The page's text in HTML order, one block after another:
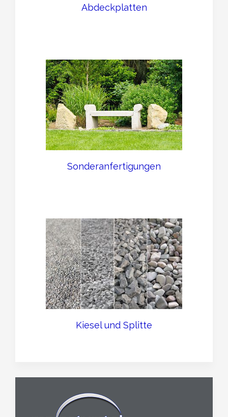
Abdeckplatten
Sonderanfertigungen
Kiesel und Splitte